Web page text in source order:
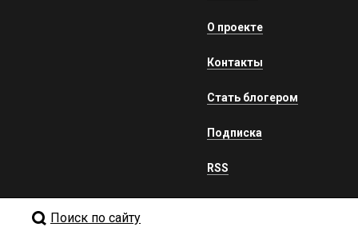
О проекте
Контакты
Стать блогером
Подписка
RSS
Поиск по сайту